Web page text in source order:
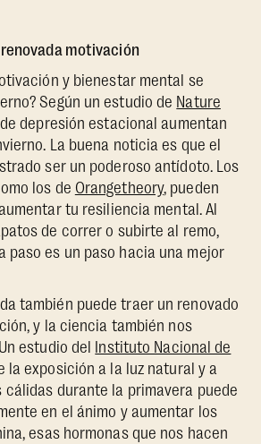
motivación
y bienestar mental se
Según un estudio de Nature
depresión estacional aumentan
La buena noticia es que el
ser un poderoso antídoto. Los
los de Orangetheory, pueden
tu resiliencia mental. Al
de correr o subirte al remo,
paso es un paso hacia una mejor
también puede traer un renovado
y la ciencia también nos
estudio del
Instituto Nacional de
la exposición a la luz natural y a
durante la primavera puede
en el ánimo y aumentar los
esas hormonas que nos hacen